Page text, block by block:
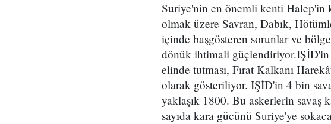
Suriye'nin en önemli kenti Halep'in
olmak üzere Savran, Dabık,
içinde başgösteren sorunlar ve
dönük ihtimali güçlendiriyor.IŞİD'in
elinde tutması, Fırat Kalkanı
olarak gösteriliyor. IŞİD'in 4 bin
yaklaşık 1800. Bu askerlerin savaş
sayıda kara gücünü Suriye'ye